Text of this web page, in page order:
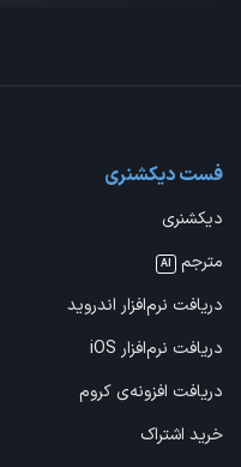
فست دیکشنری
دیکشنری
مترجم
AI
دریافت نرم‌افزار اندروید
دریافت نرم‌افزار iOS
دریافت افزونه‌ی کروم
خرید اشتراک